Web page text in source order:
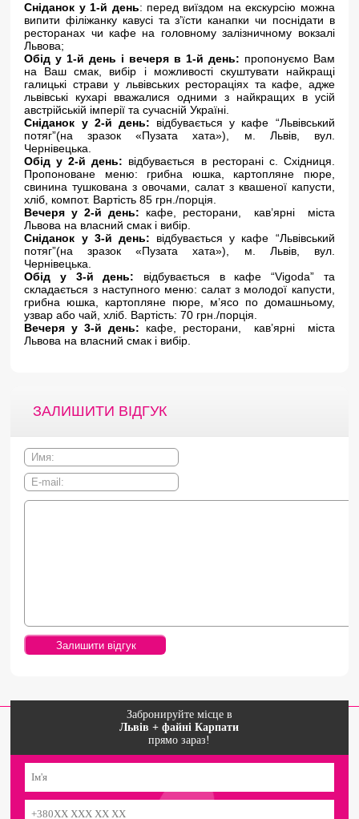
Сніданок у 1-й день: перед виїздом на екскурсію можна
випити філіжанку кавусі та з’їсти канапки чи поснідати в
ресторанах чи кафе на головному залізничному вокзалі
Львова;
Обід у 1-й день і вечеря в 1-й день: пропонуємо Вам
на Ваш смак, вибір і можливості скуштувати найкращі
галицькі страви у львівських рестораціях та кафе, адже
львівські кухарі вважалися одними з найкращих в усій
австрійській імперії та сучасній Україні.
Сніданок у 2-й день: відбувається у кафе “Львівський
потяг”(на зразок «Пузата хата»), м. Львів, вул.
Чернівецька.
Обід у 2-й день: відбувається в ресторані с. Східниця.
Пропоноване меню: грибна юшка, картопляне пюре,
свинина тушкована з овочами, салат з квашеної капусти,
хліб, компот. Вартість 85 грн./порція.
Вечеря у 2-й день: кафе, ресторани, кав’ярні міста
Львова на власний смак і вибір.
Сніданок у 3-й день: відбувається у кафе “Львівський
потяг”(на зразок «Пузата хата»), м. Львів, вул.
Чернівецька.
Обід у 3-й день: відбувається в кафе “Vigoda” та
складається з наступного меню: салат з молодої капусти,
грибна юшка, картопляне пюре, м’ясо по домашньому,
узвар або чай, хліб. Вартість: 70 грн./порція.
Вечеря у 3-й день: кафе, ресторани, кав’ярні міста
Львова на власний смак і вибір.
ЗАЛИШИТИ ВІДГУК
Забронируйте місце в
Львів + файні Карпати
прямо зараз!